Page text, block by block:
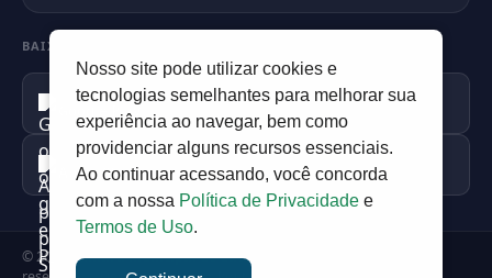
BAIXE NOSSO APP
Disponível no
Google Play
Disponível na
Apple Store
© 2026 Camara Municipal de Catalão
Nosso site pode utilizar cookies e
tecnologias semelhantes para melhorar sua
experiência ao navegar, bem como
providenciar alguns recursos essenciais.
Ao continuar acessando, você concorda
com a nossa Política de Privacidadee
Termos de Uso.